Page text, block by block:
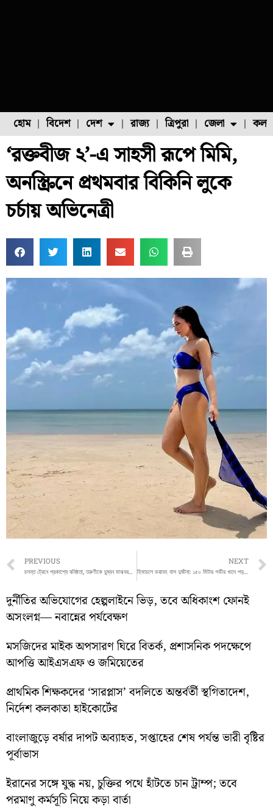
হোম বিদেশ দেশ
ফুল চাষ ফল চাষ মাছ চাষ
রাজ্য ত্রিপুরা জেলা
উত্তর ২৪ পরগনা
‘রক্তবীজ ২’-এ সাহসী রূপে মিমি,
অনস্ক্রিনে প্রথমবার বিকিনি লুকে
চর্চায় অভিনেত্রী
Prev
PREVIOUS
চলন্ত ট্রেনে প্রকাশ্যে ঘনিষ্ঠতা, তরুণীকে চুম্বন মাঝবয়সির!
NEXT
হিমাচলে ভয়াবহ বাস দুর্ঘটনা: ১৫০ মিটার গভীর খাদে পড়ল HRTC বাস, বহু হতাহতের আশঙ্কা
দুর্নীতির অভিযোগের হেল্পলাইনে ভিড়, তবে অধিকাংশ ফোনই
অসংলগ্ন— নবান্নের পর্যবেক্ষণ
মসজিদের মাইক অপসারণ ঘিরে বিতর্ক, প্রশাসনিক পদক্ষেপে
আপত্তি আইএসএফ ও জমিয়েতের
প্রাথমিক শিক্ষকদের ‘সারপ্লাস’ বদলিতে অন্তর্বর্তী স্থগিতাদেশ,
নির্দেশ কলকাতা হাইকোর্টের
বাংলাজুড়ে বর্ষার দাপট অব্যাহত, সপ্তাহের শেষ পর্যন্ত ভারী বৃষ্টির
পূর্বাভাস
ইরানের সঙ্গে যুদ্ধ নয়, চুক্তির পথে হাঁটতে চান ট্রাম্প; তবে
পরমাণু কর্মসূচি নিয়ে কড়া বার্তা